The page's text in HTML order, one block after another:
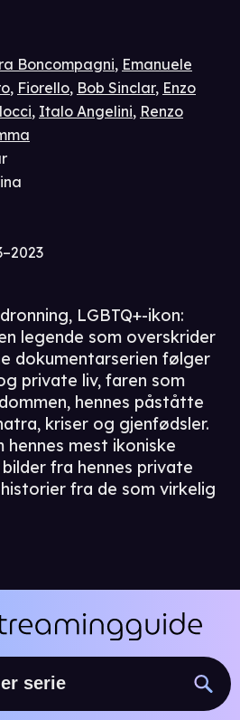
Boncompagni, Emanuele
, Fiorello, Bob Sinclar, Enzo
, Italo Angelini, Renzo
LGBTQ+-ikon:
legende som overskrider
dokumentarserien følger
private liv, faren som
hennes påståtte
kriser og gjenfødsler.
mest ikoniske
fra hennes private
fra de som virkelig